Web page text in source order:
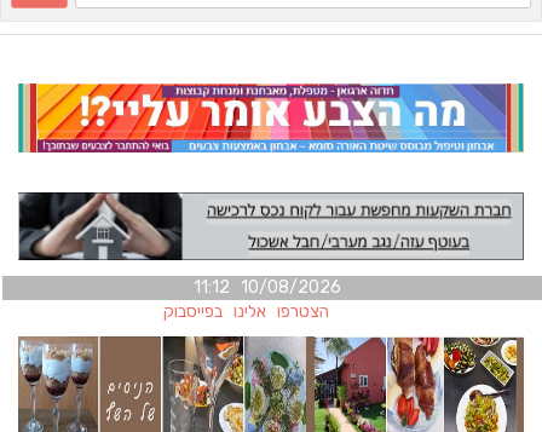
10/08/2026 11:12
הצטרפו אלינו בפייסבוק